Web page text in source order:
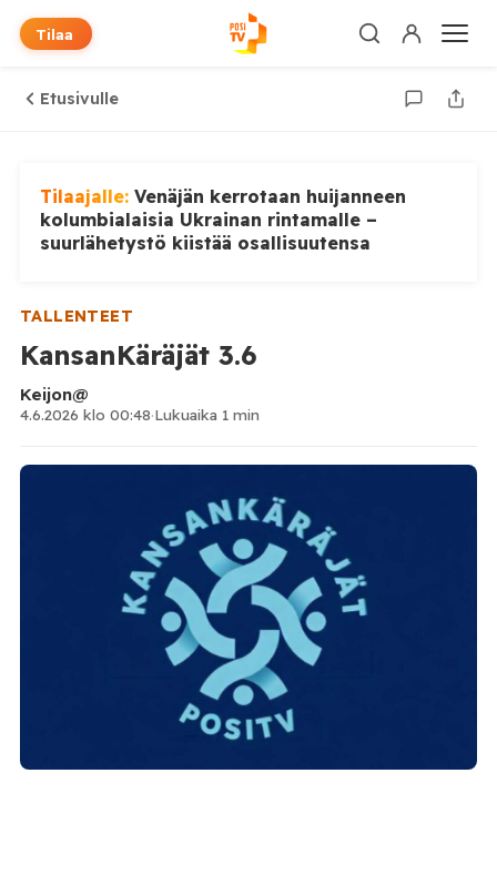
Tilaa
Etusivulle
Tilaajalle: Venäjän kerrotaan huijanneen
kolumbialaisia Ukrainan rintamalle –
suurlähetystö kiistää osallisuutensa
TALLENTEET
KansanKäräjät 3.6
Keijon@
4.6.2026 klo 00:48·Lukuaika 1 min